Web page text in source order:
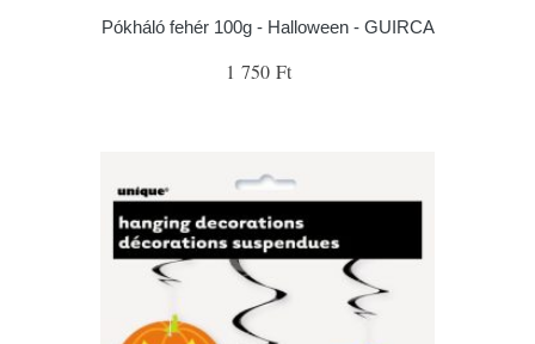
Pókháló fehér 100g - Halloween - GUIRCA
1 750 Ft